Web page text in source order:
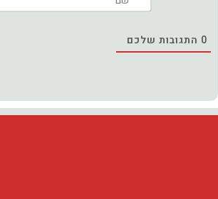
0 התגובות שלכם